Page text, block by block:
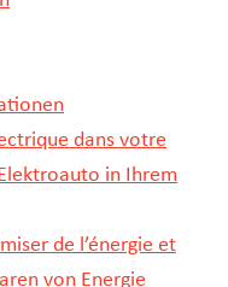
dans votre
in Ihrem
de l’énergie et
von Energie